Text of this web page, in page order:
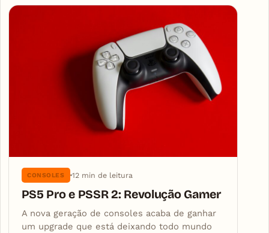
Articles
CONSOLES 12 min de leitura
PS5 Pro e PSSR 2: Revolução Gamer
A nova geração de consoles acaba de ganhar
um upgrade que está deixando todo mundo